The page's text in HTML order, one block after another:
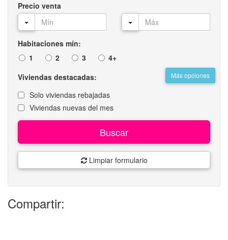
Precio venta
Habitaciones mín:
1
2 3 4+
Más opciones
Viviendas destacadas:
Solo viviendas rebajadas
Viviendas nuevas del mes
Buscar
Limpiar formulario
Compartir: